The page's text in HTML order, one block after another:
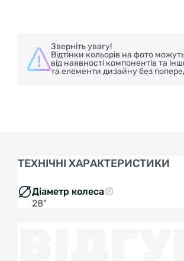
Зверніть увагу!
Відтінки кольорів на фото
від наявності компонентів та
та елементи дизайну без
ТЕХНІЧНІ ХАРАКТЕРИСТИКИ
Діаметр колеса
28"